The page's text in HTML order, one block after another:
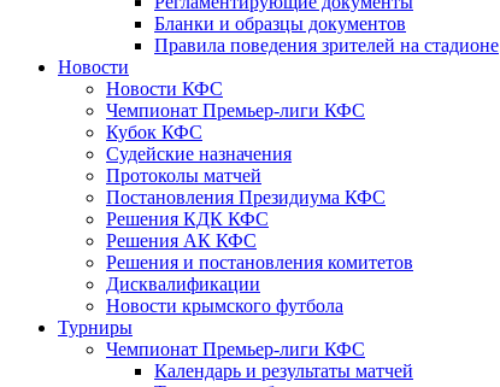
Бланки и образцы документов
Правила поведения зрителей на стадионе
Новости
Новости КФС
Чемпионат Премьер-лиги КФС
Кубок КФС
Судейские назначения
Протоколы матчей
Постановления Президиума КФС
Решения КДК КФС
Решения АК КФС
Решения и постановления комитетов
Дисквалификации
Новости крымского футбола
Турниры
Чемпионат Премьер-лиги КФС
Календарь и результаты матчей